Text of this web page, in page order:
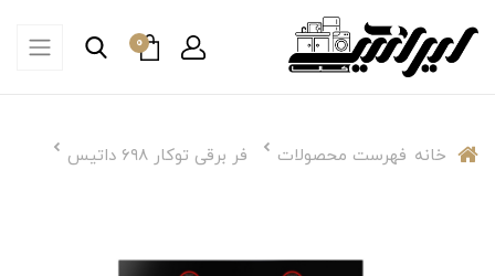
0
خانه فهرست محصولات فر برقی توکار ۶۹۸ داتیس